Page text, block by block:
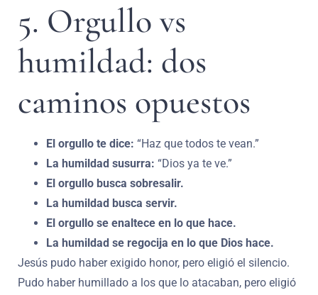
5. Orgullo vs
humildad: dos
caminos opuestos
El orgullo te dice: “Haz que todos te vean.”
La humildad susurra: “Dios ya te ve.”
El orgullo busca sobresalir.
La humildad busca servir.
El orgullo se enaltece en lo que hace.
La humildad se regocija en lo que Dios hace.
Jesús pudo haber exigido honor, pero eligió el silencio.
Pudo haber humillado a los que lo atacaban, pero eligió